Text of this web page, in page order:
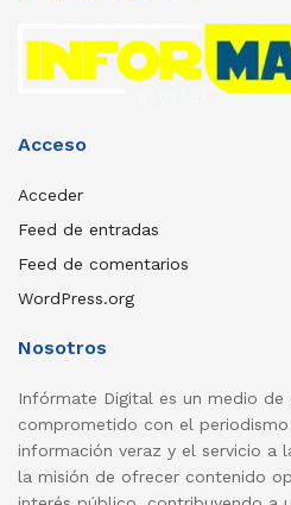
Acceso
Acceder
Feed de entradas
Feed de comentarios
WordPress.org
Nosotros
Infórmate Digital es un medio de
comprometido con el
información veraz y el servicio a
la misión de ofrecer contenido